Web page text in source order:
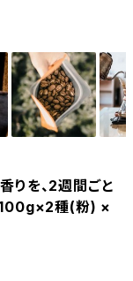
りを、2週間ごと
100g×2種(粉) ×